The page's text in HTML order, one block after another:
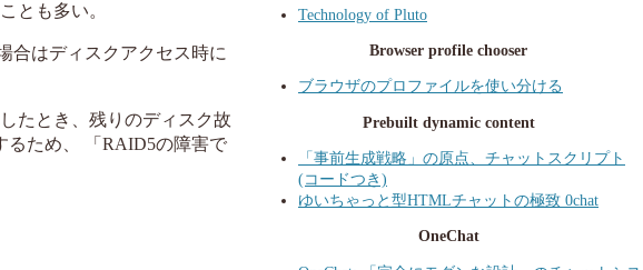
とも多い。
合はディスクアクセス時に
たとき、残りのディスク故
るため、 「RAID5の障害で
Technology of Pluto
Browser profile chooser
ブラウザのプロファイルを使い分ける
Prebuilt dynamic content
「事前生成戦略」の原点、チャットスクリプト
(コードつき)
ゆいちゃっと型HTMLチャットの極致 0chat
OneChat